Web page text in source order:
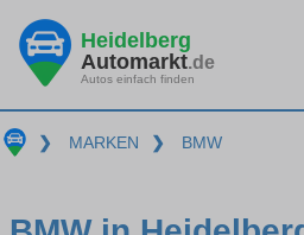
Heidelberg
Automarkt.de
Autos einfach finden
❯ MARKEN ❯ BMW